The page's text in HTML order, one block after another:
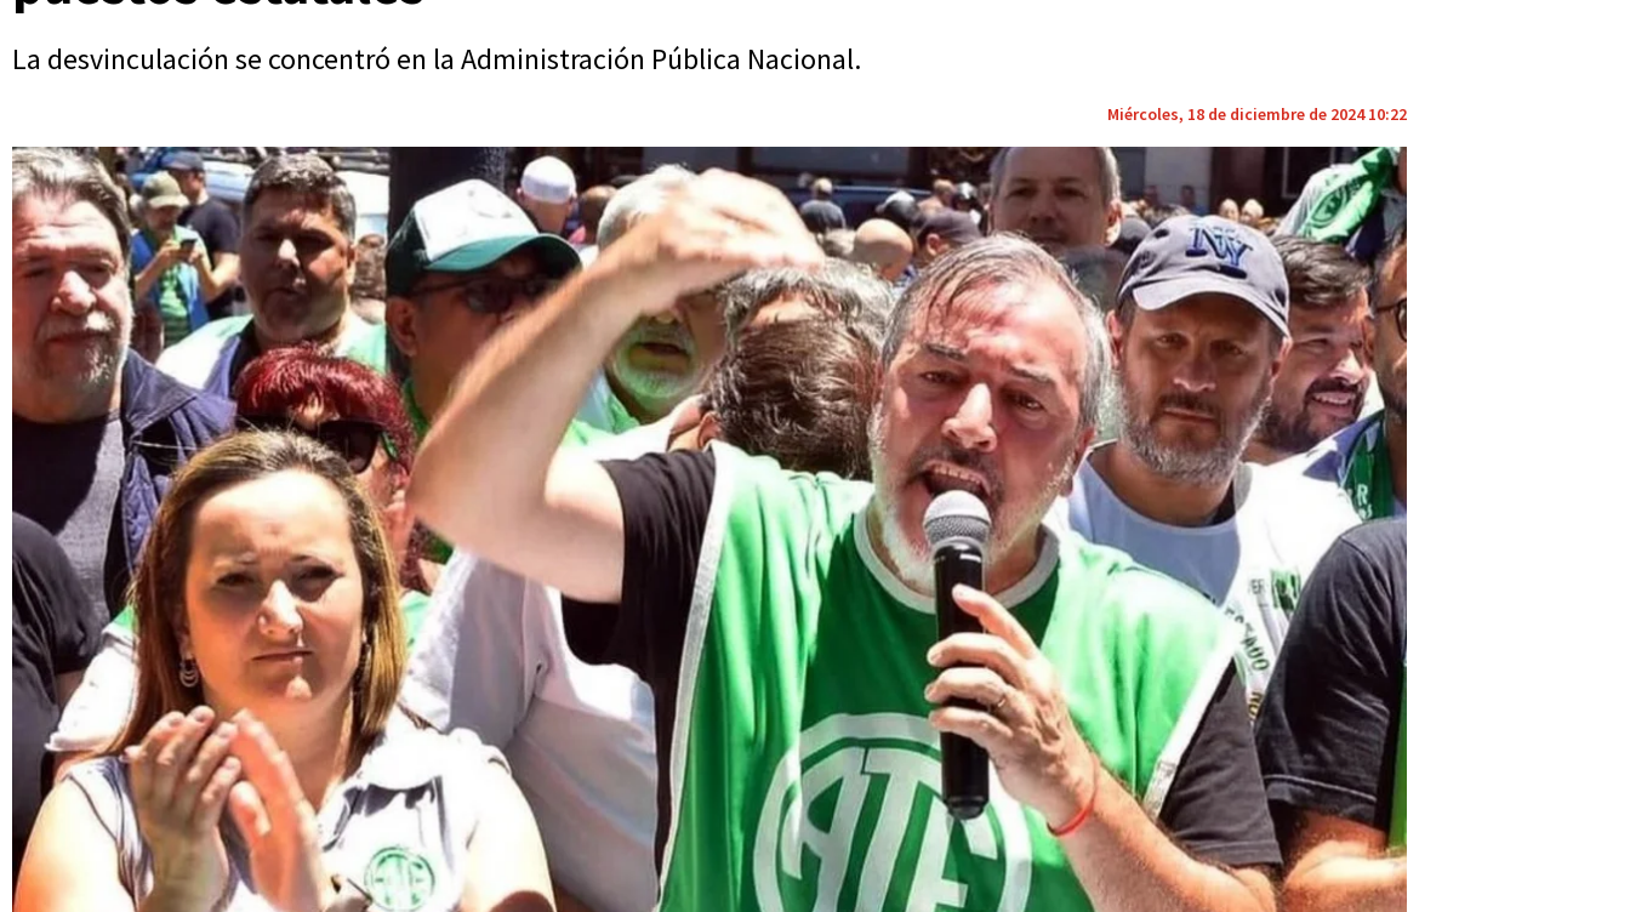
La desvinculación se concentró en la Administración Pública Nacional.
Miércoles, 18 de diciembre de 2024 10:22